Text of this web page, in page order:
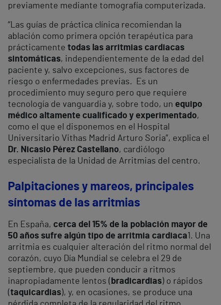
previamente mediante tomografía computerizada.
“Las guías de práctica clínica recomiendan la
ablación como primera opción terapéutica para
prácticamente todas las arritmias cardiacas
sintomáticas, independientemente de la edad del
paciente y, salvo excepciones, sus factores de
riesgo o enfermedades previas. Es un
procedimiento muy seguro pero que requiere
tecnología de vanguardia y, sobre todo, un equipo
médico altamente cualificado y experimentado,
como el que el disponemos en el Hospital
Universitario Vithas Madrid Arturo Soria”, explica el
Dr. Nicasio Pérez Castellano, cardiólogo
especialista de la Unidad de Arritmias del centro.
Palpitaciones y mareos, principales
síntomas de las arritmias
En España, cerca del 15% de la población mayor de
50 años sufre algún tipo de arritmia cardiaca1 . Una
arritmia es cualquier alteración del ritmo normal del
corazón, cuyo Día Mundial se celebra el 29 de
septiembre, que pueden conducir a ritmos
inapropiadamente lentos ( bradicardias) o rápidos
(taquicardias), y, en ocasiones, se produce una